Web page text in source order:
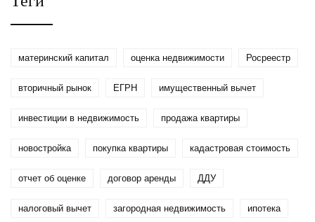
материнский капитал оценка недвижимости Росреестр
вторичный рынок ЕГРН имущественный вычет
инвестиции в недвижимость продажа квартиры
новостройка покупка квартиры кадастровая стоимость
отчет об оценке договор аренды ДДУ
налоговый вычет загородная недвижимость ипотека